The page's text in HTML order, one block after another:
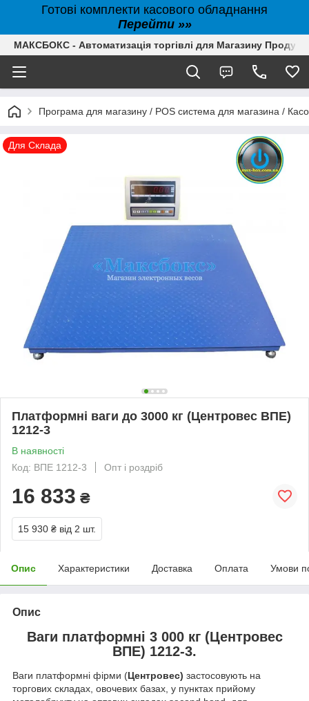
Готові комплекти касового обладнання
Перейти »»
МАКСБОКС - Автоматизація торгівлі для Магазину
Програма для магазину / POS система для магазина /
Для Склада
Платформні ваги до 3000 кг (Центровес ВПЕ)
1212-3
В наявності
Код: ВПЕ 1212-3
Опт і роздріб
16 833 ₴
15 930 ₴ від 2 шт.
Опис Характеристики Доставка Оплата Умови
Опис
Ваги платформні 3 000 кг (Центровес
ВПЕ) 1212-3.
Ваги платформні фірми (Центровес) застосовують на
торгових складах, овочевих базах, у пунктах прийому